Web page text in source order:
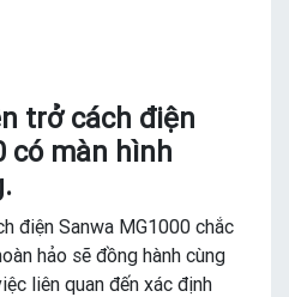
trở cách điện
có màn hình
điện Sanwa MG1000 chắc
hảo sẽ đồng hành cùng
liên quan đến xác định